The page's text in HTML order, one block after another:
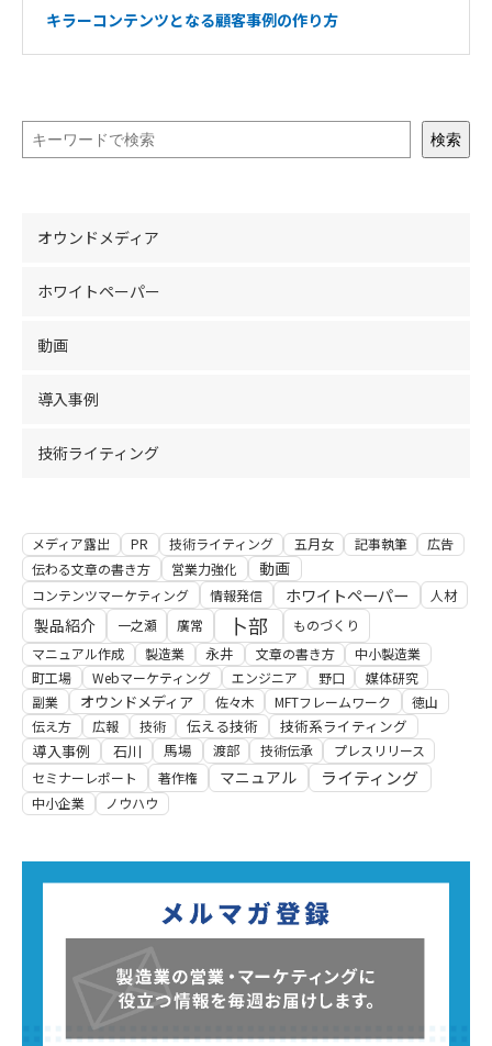
キラーコンテンツとなる顧客事例の作り方
検索
オウンドメディア
ホワイトペーパー
動画
導入事例
技術ライティング
メディア露出 PR 技術ライティング 五月女 記事執筆
広告
伝わる文章の書き方
営業力強化 動画
コンテンツマーケティング 情報発信 ホワイトペーパー 人材
製品紹介 一之瀬 廣常 卜部
ものづくり
マニュアル作成
製造業 永井 文章の書き方
中小製造業
町工場
Webマーケティング エンジニア 野口
媒体研究
副業
オウンドメディア 佐々木 MFTフレームワーク
徳山
伝え方
広報 技術 伝える技術
技術系ライティング
導入事例
石川 馬場 渡部 技術伝承
プレスリリース
セミナーレポート
著作権 マニュアル ライティング
中小企業 ノウハウ